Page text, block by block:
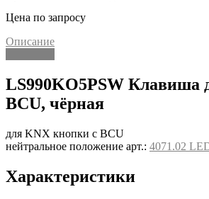
Цена по запросу
Описание
LS990KO5PSW Клавиша
BCU, чёрная
для KNX кнопки с BCU
нейтральное положение арт.: 4071.02
Характеристики